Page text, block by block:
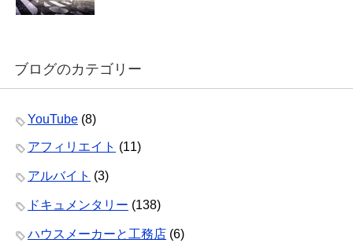
ブログのカテゴリー
YouTube (8)
アフィリエイト (11)
アルバイト (3)
ドキュメンタリー (138)
ハウスメーカーと工務店 (6)